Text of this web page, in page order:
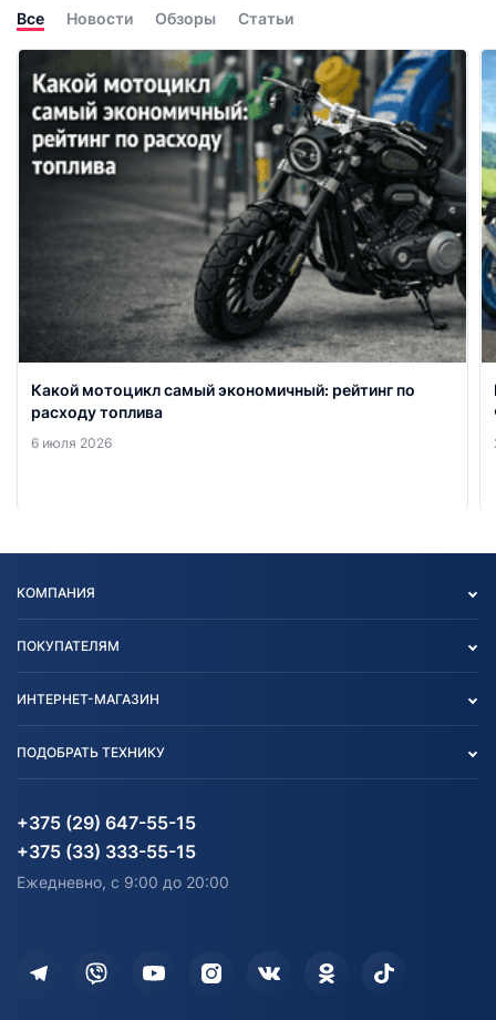
Все Новости Обзоры Статьи
Какой мотоцикл самый экономичный: рейтинг по
расходу топлива
6 июля 2026
КОМПАНИЯ
Блог
Карта сайта
ПОКУПАТЕЛЯМ
Согласие на обработку
Информация до получения
согласия на обработку
персональных данных
Дополнительные услуги
ИНТЕРНЕТ-МАГАЗИН
Агротехника
Водный транспорт
Электротранспорт
Активный отдых и спорт
ПОДОБРАТЬ ТЕХНИКУ
Агротехника
Электротранспорт
Лодочные моторные
+375 (29) 647-55-15
+375 (33) 333-55-15
Ежедневно, с 9:00 до 20:00